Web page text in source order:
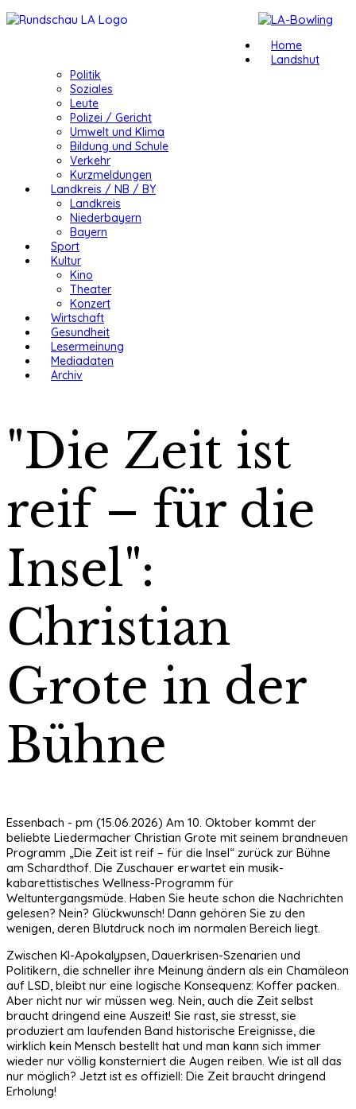
Home
Landshut
Politik
Soziales
Leute
Polizei / Gericht
Umwelt und Klima
Bildung und Schule
Verkehr
Kurzmeldungen
Landkreis / NB / BY
Landkreis
Niederbayern
Bayern
Sport
Kultur
Kino
Theater
Konzert
Wirtschaft
Gesundheit
Lesermeinung
Mediadaten
Archiv
"Die Zeit ist
reif – für die
Insel":
Christian
Grote in der
Bühne
Essenbach - pm (15.06.2026) Am 10. Oktober kommt der
beliebte Liedermacher Christian Grote mit seinem brandneuen
Programm „Die Zeit ist reif – für die Insel“ zurück zur Bühne
am Schardthof. Die Zuschauer erwartet ein musik-
kabarettistisches Wellness-Programm für
Weltuntergangsmüde. Haben Sie heute schon die Nachrichten
gelesen? Nein? Glückwunsch! Dann gehören Sie zu den
wenigen, deren Blutdruck noch im normalen Bereich liegt.
Zwischen KI-Apokalypsen, Dauerkrisen-Szenarien und
Politikern, die schneller ihre Meinung ändern als ein Chamäleon
auf LSD, bleibt nur eine logische Konsequenz: Koffer packen.
Aber nicht nur wir müssen weg. Nein, auch die Zeit selbst
braucht dringend eine Auszeit! Sie rast, sie stresst, sie
produziert am laufenden Band historische Ereignisse, die
wirklich kein Mensch bestellt hat und man kann sich immer
wieder nur völlig konsterniert die Augen reiben. Wie ist all das
nur möglich? Jetzt ist es offiziell: Die Zeit braucht dringend
Erholung!